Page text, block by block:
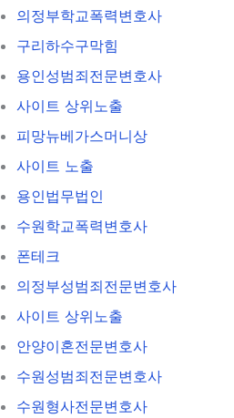
의정부학교폭력변호사
구리하수구막힘
용인성범죄전문변호사
사이트 상위노출
피망뉴베가스머니상
사이트 노출
용인법무법인
수원학교폭력변호사
폰테크
의정부성범죄전문변호사
사이트 상위노출
안양이혼전문변호사
수원성범죄전문변호사
수원형사전문변호사